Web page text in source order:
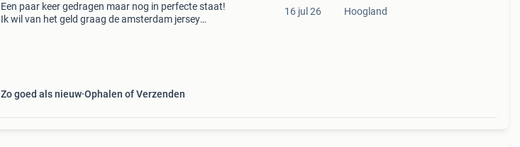
Een paar keer gedragen maar nog in perfecte staat!
Ik wil van het geld graag de amsterdam jersey
Zo goed als nieuw Ophalen of Verzenden
16 jul 26 Hoogland